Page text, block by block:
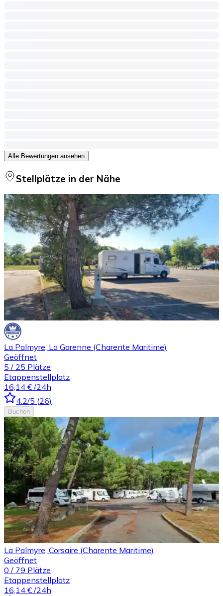
Alle Bewertungen ansehen
Stellplätze in der Nähe
La Palmyre, La Garenne (Charente Maritime)
Geöffnet
5 / 25 Plätze
Etappenstellplatz
16,14 € /24h
4.2/5 (26)
Buchen
La Palmyre, Corsaire (Charente Maritime)
Geöffnet
0 / 79 Plätze
Etappenstellplatz
16,14 € /24h